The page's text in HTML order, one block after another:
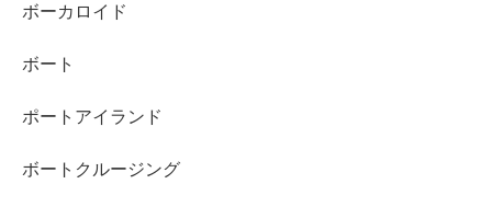
ボーカロイド
ボート
ポートアイランド
ボートクルージング